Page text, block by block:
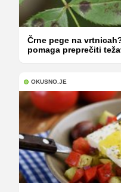
Črne pege na
pomaga preprečiti
OKUSNO.JE